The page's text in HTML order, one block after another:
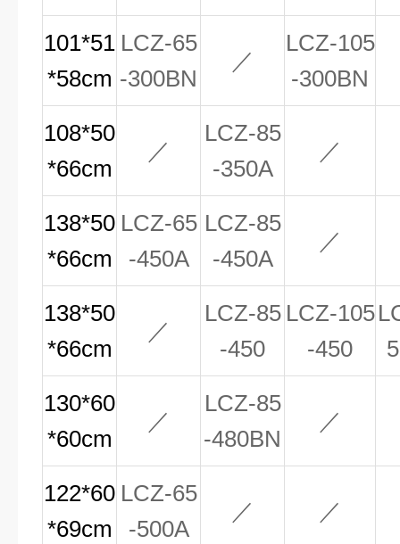
101*51
*58cm
LCZ-65
-300BN
／
LCZ-105
-300BN
108*50
*66cm
／
LCZ-85
-350A
／
138*50
*66cm
LCZ-65
-450A
LCZ-85
-450A
／
138*50
*66cm
／
LCZ-85
-450
LCZ-105
-450
130*60
*60cm
／
LCZ-85
-480BN
／
122*60
*69cm
LCZ-65
-500A
／ ／